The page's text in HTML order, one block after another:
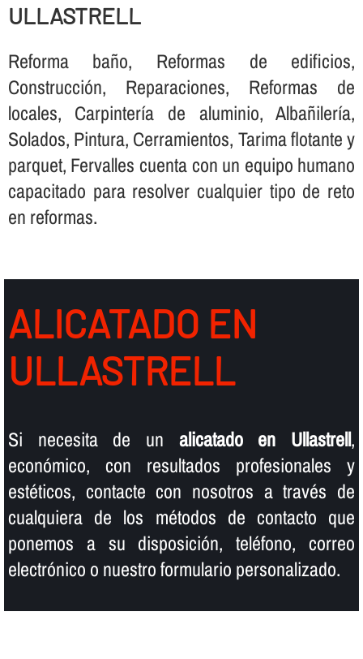
ULLASTRELL
Reforma baño, Reformas de edificios,
Construcción, Reparaciones, Reformas de
locales, Carpinterí­a de aluminio, Albañilerí­a,
Solados, Pintura, Cerramientos, Tarima flotante y
parquet, Fervalles cuenta con un equipo humano
capacitado para resolver cualquier tipo de reto
en reformas.
ALICATADO EN
ULLASTRELL
Si necesita de un alicatado en Ullastrell,
económico, con resultados profesionales y
estéticos, contacte con nosotros a través de
cualquiera de los métodos de contacto que
ponemos a su disposición, teléfono, correo
electrónico o nuestro formulario personalizado.